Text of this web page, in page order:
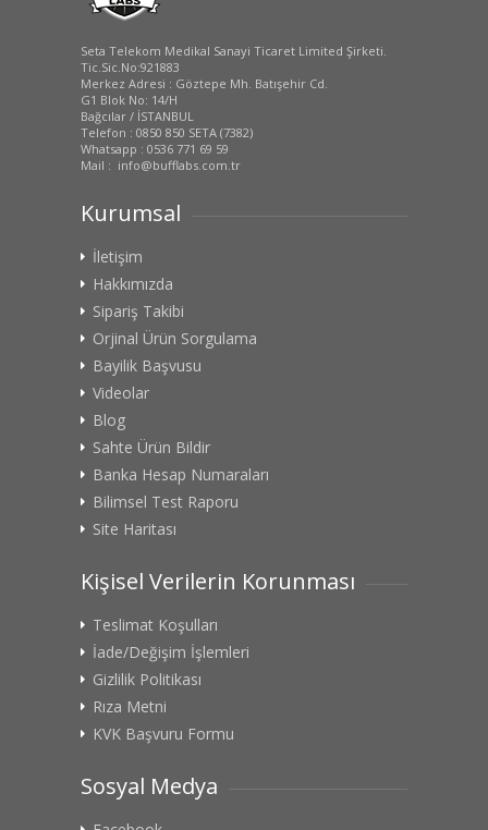
Seta Telekom Medikal Sanayi Ticaret Limited Şirketi.
Tic.Sic.No:921883
Merkez Adresi : Göztepe Mh. Batışehir Cd.
G1 Blok No: 14/H
Bağcılar / İSTANBUL
Telefon : 0850 850 SETA (7382)
Whatsapp : 0536 771 69 59
Mail : info@bufflabs.com.tr
Kurumsal
İletişim
Hakkımızda
Sipariş Takibi
Orjinal Ürün Sorgulama
Bayilik Başvusu
Videolar
Blog
Sahte Ürün Bildir
Banka Hesap Numaraları
Bilimsel Test Raporu
Site Haritası
Kişisel Verilerin Korunması
Teslimat Koşulları
İade/Değişim İşlemleri
Gizlilik Politikası
Rıza Metni
KVK Başvuru Formu
Sosyal Medya